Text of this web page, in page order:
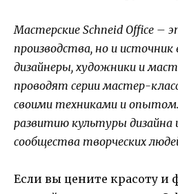
Мастерские Schneid Office –
производства, но и источник
дизайнеры, художники и
проводят серии мастер-
своими техниками и
развитию культуры дизайна
сообщества творческих
Если вы цените красоту и